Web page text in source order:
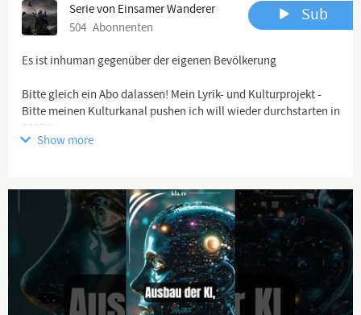
Serie von Einsamer Wanderer
504 Abonnenten
Sub
Es ist inhuman gegenüber der eigenen Bevölkerung
Bitte gleich ein Abo dalassen! Mein Lyrik- und Kulturprojekt -
Bitte meinen Kulturkanal pushen ich will wieder durchstarten in
2025!!!
Gruppen hierzu (z.B. Telegram) unten in der Textbox
Und unser Satire-Format bitte auch gleich!
https://www.youtube.com/@BissigundBoese
Danke!!!
-------------------------------------------------------------------------------
----------------------------------------
Show more